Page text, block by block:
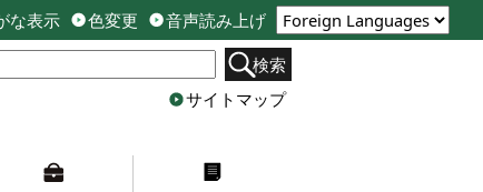
な表示 色変更
音声読み上げ
検索
サイトマップ